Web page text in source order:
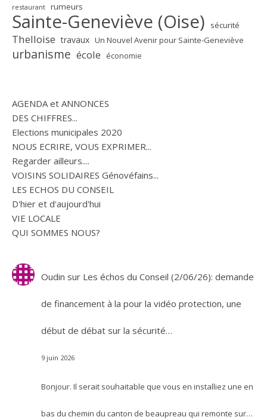
restaurant rumeurs
Sainte-Geneviève (Oise) sécurité
Thelloise travaux Un Nouvel Avenir pour Sainte-Geneviève
urbanisme école économie
AGENDA et ANNONCES
DES CHIFFRES...
Elections municipales 2020
NOUS ECRIRE, VOUS EXPRIMER...
Regarder ailleurs....
VOISINS SOLIDAIRES Génovéfains...
LES ECHOS DU CONSEIL
D'hier et d'aujourd'hui
VIE LOCALE
QUI SOMMES NOUS?
Oudin sur Les échos du Conseil (2/06/26): demande
de financement à la pour la vidéo protection, une
début de débat sur la sécurité…
9 juin 2026
Bonjour. Il serait souhaitable que vous en installiez une en
bas du chemin du canton de beaupreau qui remonte sur…